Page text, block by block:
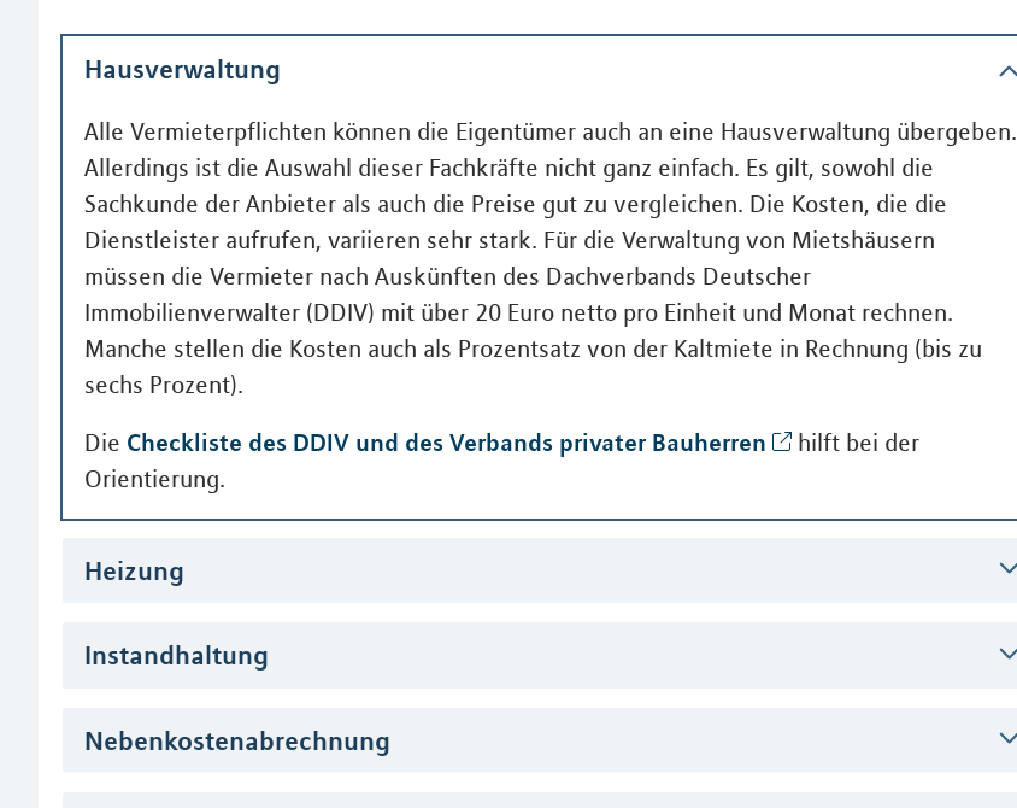
Hausverwaltung
Alle Vermieterpflichten können die Eigentümer auch an eine Hausverwaltung übergeben.
Allerdings ist die Auswahl dieser Fachkräfte nicht ganz einfach. Es gilt, sowohl die
Sachkunde der Anbieter als auch die Preise gut zu vergleichen. Die Kosten, die die
Dienstleister aufrufen, variieren sehr stark. Für die Verwaltung von Mietshäusern
müssen die Vermieter nach Auskünften des Dachverbands Deutscher
Immobilienverwalter (DDIV) mit über 20 Euro netto pro Einheit und Monat rechnen.
Manche stellen die Kosten auch als Prozentsatz von der Kaltmiete in Rechnung (bis zu
sechs Prozent).
Die Checkliste des DDIV und des Verbands privater Bauherren
hilft bei der
Orientierung.
Heizung
Instandhaltung
Nebenkostenabrechnung